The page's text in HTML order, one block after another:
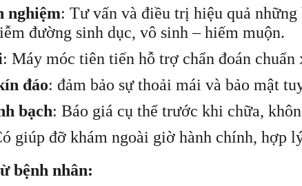
nghiệm: Tư vấn và điều trị hiệu quả
đường sinh dục, vô sinh – hiếm muộn.
: Máy móc tiên tiến hỗ trợ chẩn đoán
đáo: đảm bảo sự thoải mái và bảo mật
bạch: Báo giá cụ thể trước khi chữa,
giúp đỡ khám ngoài giờ hành chính, hợp
bệnh nhân: